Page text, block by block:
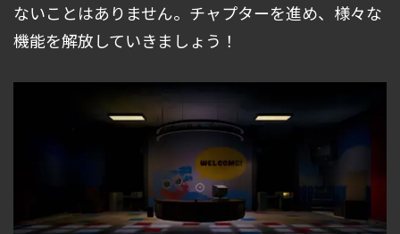
ないことはありません。チャプターを進め、様々な
機能を解放していきましょう！